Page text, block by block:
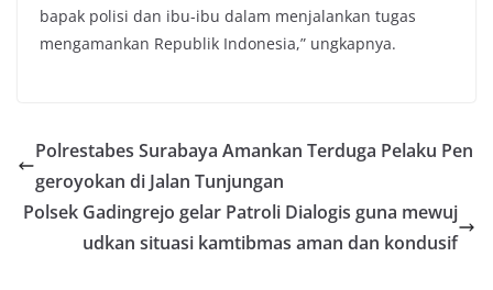
bapak polisi dan ibu-ibu dalam menjalankan tugas
mengamankan Republik Indonesia,” ungkapnya.
Polrestabes Surabaya Amankan Terduga Pelaku Pen
geroyokan di Jalan Tunjungan
Polsek Gadingrejo gelar Patroli Dialogis guna mewuj
udkan situasi kamtibmas aman dan kondusif